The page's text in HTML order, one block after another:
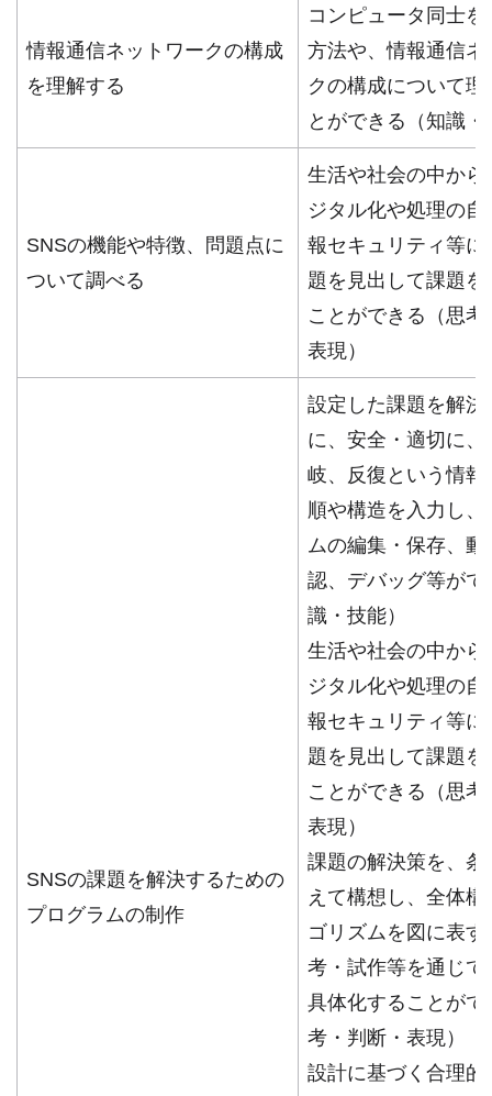
情報通信ネットワークの構成
を理解する
コンピュータ同士を
方法や、情報通信ネ
クの構成について理
とができる（知識・
SNSの機能や特徴、問題点に
ついて調べる
生活や社会の中から
ジタル化や処理の自
報セキュリティ等に
題を見出して課題を
ことができる（思考
表現）
SNSの課題を解決するための
プログラムの制作
設定した課題を解決
に、安全・適切に、
岐、反復という情報
順や構造を入力し、
ムの編集・保存、動
認、デバッグ等がで
識・技能）
生活や社会の中から
ジタル化や処理の自
報セキュリティ等に
題を見出して課題を
ことができる（思考
表現）
課題の解決策を、条
えて構想し、全体構
ゴリズムを図に表す
考・試作等を通じて
具体化することがで
考・判断・表現）
設計に基づく合理的